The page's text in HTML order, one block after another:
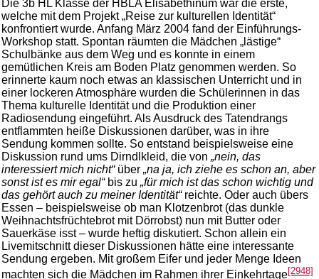
Die 3b HL Klasse der HBLA Elisabethinum war die erste,
welche mit dem Projekt „Reise zur kulturellen Identität“
konfrontiert wurde. Anfang März 2004 fand der Einführungs-
Workshop statt. Spontan räumten die Mädchen „lästige“
Schulbänke aus dem Weg und es konnte in einem
gemütlichen Kreis am Boden Platz genommen werden. So
erinnerte kaum noch etwas an klassischen Unterricht und in
einer lockeren Atmosphäre wurden die Schülerinnen in das
Thema kulturelle Identität und die Produktion einer
Radiosendung eingeführt. Als Ausdruck des Tatendrangs
entflammten heiße Diskussionen darüber, was in ihre
Sendung kommen sollte. So entstand beispielsweise eine
Diskussion rund ums Dirndlkleid, die von „nein, das
interessiert mich nicht“über „na ja, ich ziehe es schon an, aber
sonst ist es mir egal“bis zu „für mich ist das schon wichtig und
das gehört auch zu meiner Identität“reichte. Oder auch übers
Essen – beispielsweise ob man Klotzenbrot (das dunkle
Weihnachtsfrüchtebrot mit Dörrobst) nun mit Butter oder
Sauerkäse isst – wurde heftig diskutiert. Schon allein ein
Livemitschnitt dieser Diskussionen hätte eine interessante
Sendung ergeben. Mit großem Eifer und jeder Menge Ideen
machten sich die Mädchen im Rahmen ihrer Einkehrtage[2948]